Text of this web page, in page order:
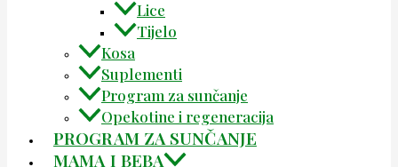
Lice
Tijelo
Kosa
Suplementi
Program za sunčanje
Opekotine i regeneracija
PROGRAM ZA SUNČANJE
MAMA I BEBA